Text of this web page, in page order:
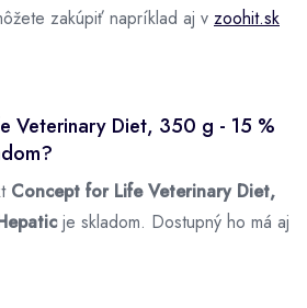
zakúpiť napríklad aj v zoohit.sk
Veterinary Diet, 350 g - 15 %
Concept for Life Veterinary Diet,
je skladom. Dostupný ho má aj